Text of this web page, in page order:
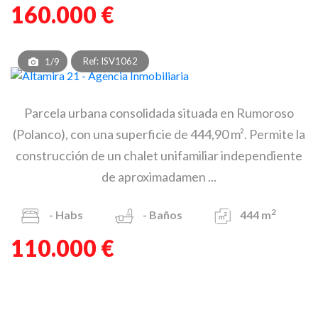
160.000 €
1/9 Ref: ISV1062
Parcela urbana consolidada situada en Rumoroso
(Polanco), con una superficie de 444,90 m². Permite la
construcción de un chalet unifamiliar independiente
de aproximadamen ...
- Habs - Baños 444 m2
110.000 €